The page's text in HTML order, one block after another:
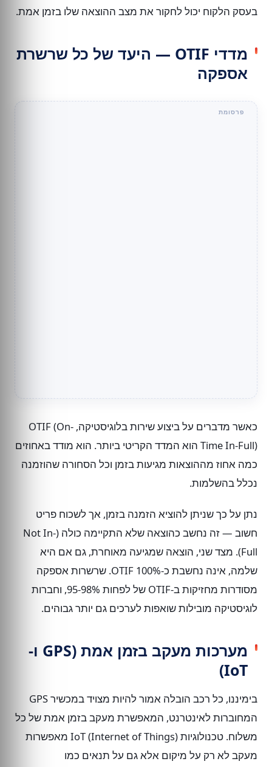
בעסק הלקוח יכול לחקור את מצב ההוצאה שלו בזמן אמת.
מדדי OTIF — היעד של כל שרשרת
אספקה
כאשר מדברים על ביצוע שירות בלוגיסטיקה, OTIF (On-
Time In-Full) הוא המדד הקריטי ביותר. הוא מודד באחוזים
כמה אחוז מההוצאות מגיעות בזמן וכל הסחורה שהוזמנה
נכלל בהשלמות.
נתן על כך שניתן להוציא הזמנה בזמן, אך לשכוח פריט
חשוב — זה נחשב כהוצאה שלא התקיימה כולה (Not In-
Full). מצד שני, הוצאה שמגיעה מאוחרת, גם אם היא
שלמה, אינה נחשבת כ-OTIF 100%. שרשרות אספקה
מסודרות מחזיקות ב-OTIF של לפחות 95-98%, וחברות
לוגיסטיקה מובילות שואפות לערכים גם יותר גבוהים.
מערכות מעקב בזמן אמת (GPS ו-
IoT)
בימיננו, כל רכב הובלה אמור להיות מצויד במכשיר GPS
המחוברות לאינטרנט, המאפשרת מעקב בזמן אמת של כל
משלוח. טכנולוגיות IoT (Internet of Things) מאפשרות
מעקב לא רק על מיקום אלא גם על תנאים כמו